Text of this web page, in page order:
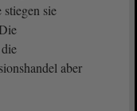
sie
aber